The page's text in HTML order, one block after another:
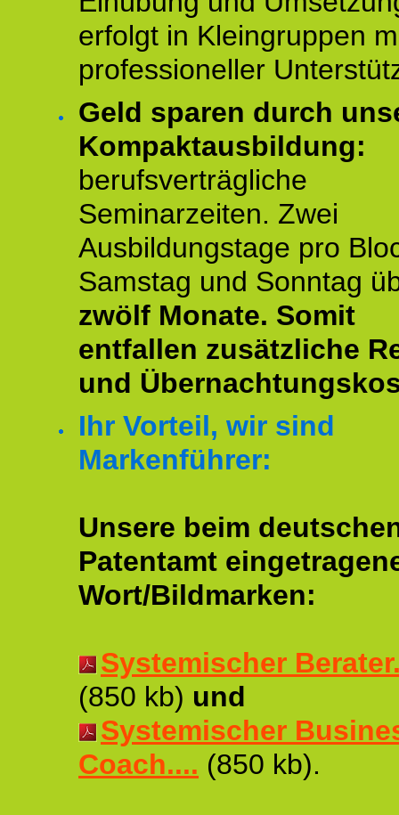
erfolgt in Kleingruppen
professioneller
Geld sparen durch
Kompaktausbildung:
berufsverträgliche
Seminarzeiten. Zwei
Ausbildungstage pro
Samstag und Sonntag
zwölf Monate. Somit
entfallen zusätzliche
und
Ihr Vorteil, wir sind
Markenführer:
Unsere beim
Patentamt
Wort/Bildmarken:
Systemischer
(850 kb) und
Systemischer
Coach.... (850 kb).